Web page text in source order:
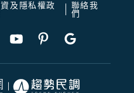
及隱私權政
聯絡我
們